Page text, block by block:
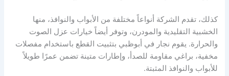
كذلك، تقدم الشركة أنواعاً مختلفة من الأبواب والنوافذ، منها
الخشبية التقليدية والمودرن، وتوفر أيضاً خيارات عزل الصوت
والحرارة. يقوم نجار في أبوظبي بتثبيت القطع باستخدام مفصلات
مخفية، براغي مقاومة للصدأ، وإطارات متينة تضمن عمرًا طويلاً
للأبواب والنوافذ المثبتة.